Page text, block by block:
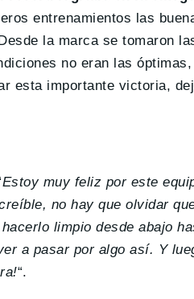
entrenamientos las
la marca se tomaron
no eran las
esta importante victoria,
Estoy muy feliz por este
no hay que olvidar
limpio desde abajo
a pasar por algo así. Y
“.